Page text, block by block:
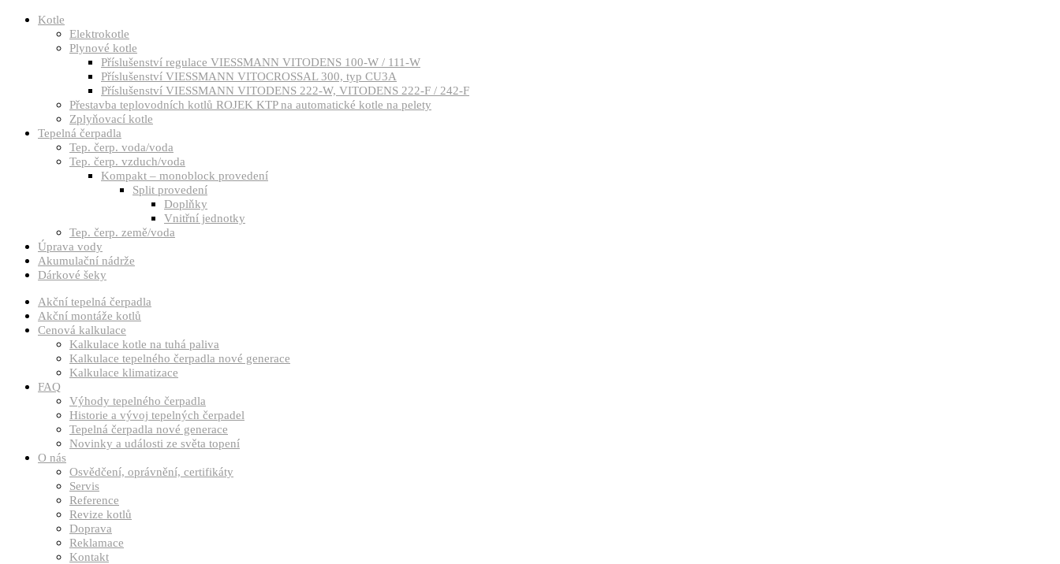
Kotle
Elektrokotle
Plynové kotle
Příslušenství regulace VIESSMANN VITODENS 100-W / 111-W
Příslušenství VIESSMANN VITOCROSSAL 300, typ CU3A
Příslušenství VIESSMANN VITODENS 222-W, VITODENS 222-F / 242-F
Přestavba teplovodních kotlů ROJEK KTP na automatické kotle na pelety
Zplyňovací kotle
Tepelná čerpadla
Tep. čerp. voda/voda
Tep. čerp. vzduch/voda
Kompakt – monoblock provedení
Split provedení
Doplňky
Vnitřní jednotky
Tep. čerp. země/voda
Úprava vody
Akumulační nádrže
Dárkové šeky
Akční tepelná čerpadla
Akční montáže kotlů
Cenová kalkulace
Kalkulace kotle na tuhá paliva
Kalkulace tepelného čerpadla nové generace
Kalkulace klimatizace
FAQ
Výhody tepelného čerpadla
Historie a vývoj tepelných čerpadel
Tepelná čerpadla nové generace
Novinky a události ze světa topení
O nás
Osvědčení, oprávnění, certifikáty
Servis
Reference
Revize kotlů
Doprava
Reklamace
Kontakt